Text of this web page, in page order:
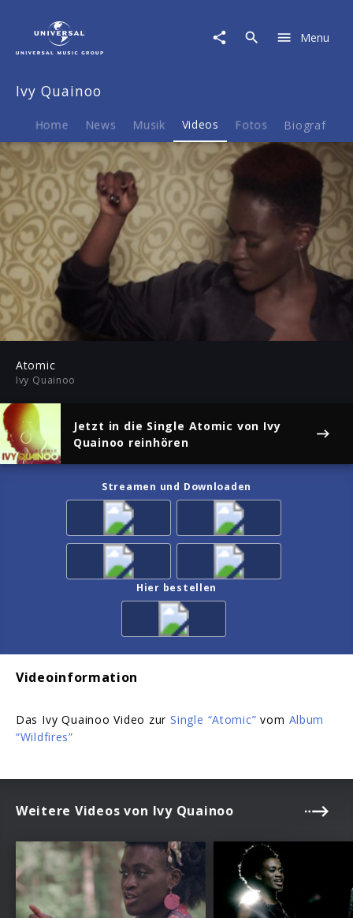
Video
Atomic
Menu
Ivy Quainoo
Home News Musik Videos Fotos Biografie
Play Mute
Play
Atomic
Ivy Quainoo
Jetzt in die Single Atomic von Ivy
Quainoo reinhören
Streamen und Downloaden
Hier bestellen
Videoinformation
Das Ivy Quainoo Video zurSingle “Atomic” vom Album
“Wildfires”
Weitere Videos von Ivy Quainoo